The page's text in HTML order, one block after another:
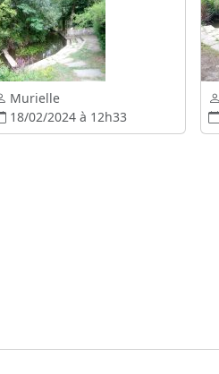
Murielle
18/02/2024 à 12h33